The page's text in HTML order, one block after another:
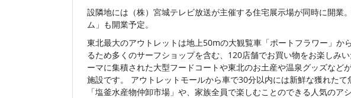
設隣地には（株）宮城テレビ放送が主催する住宅展示場が同時に開業
ム」も開業予定。
東北最大のアウトレットは地上50mの大観覧車「ポートフラワー」か
るため多くのサーフショップを含む、120店舗でお買い物をお楽しみ
ーマに集積された大型フードコートや東北のお土産や温泉グッズなど
施設です。 アウトレットモールから車で30分以内には新鮮な獲れた
「塩釜水産物仲卸市場」や、家族全員で楽しむことのできる人気の